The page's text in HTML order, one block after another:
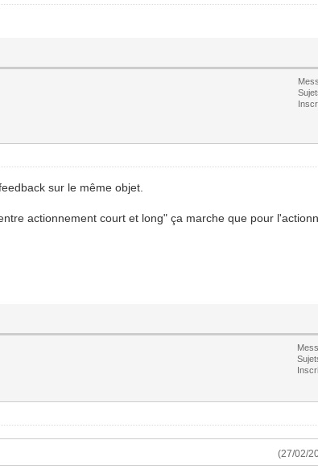
sur le même objet.
actionnement court et long" ça marche que pour
(27/02/